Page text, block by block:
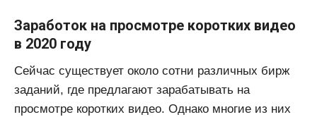
Заработок на просмотре коротких видео
в 2020 году
Сейчас существует около сотни различных бирж
заданий, где предлагают зарабатывать на
просмотре коротких видео. Однако многие из них